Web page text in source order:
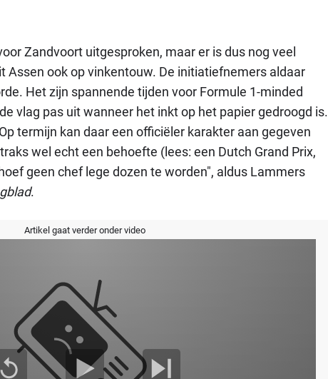
Zandvoort uitgesproken, maar er is dus nog veel
Assen ook op vinkentouw. De initiatiefnemers aldaar
Het zijn spannende tijden voor Formule 1-minded
vlag pas uit wanneer het inkt op het papier gedroogd is.
Op termijn kan daar een officiëler karakter aan gegeven
wel echt een behoefte (lees: een Dutch Grand Prix,
geen chef lege dozen te worden", aldus Lammers
.
Artikel gaat verder onder video